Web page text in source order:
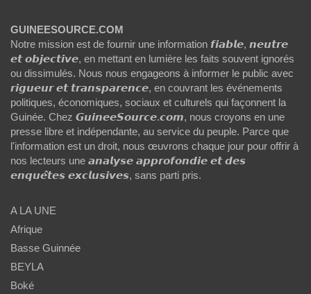
GUINEESOURCE.COM
Notre mission est de fournir une information 𝙛𝙞𝙖𝙗𝙡𝙚, 𝙣𝙚𝙪𝙩𝙧𝙚
𝙚𝙩 𝙤𝙗𝙟𝙚𝙘𝙩𝙞𝙫𝙚, en mettant en lumière les faits souvent ignorés
ou dissimulés. Nous nous engageons à informer le public avec
𝙧𝙞𝙜𝙪𝙚𝙪𝙧 𝙚𝙩 𝙩𝙧𝙖𝙣𝙨𝙥𝙖𝙧𝙚𝙣𝙘𝙚, en couvrant les événements
politiques, économiques, sociaux et culturels qui façonnent la
Guinée. Chez 𝙂𝙪𝙞𝙣𝙚𝙚𝙎𝙤𝙪𝙧𝙘𝙚.𝙘𝙤𝙢, nous croyons en une
presse libre et indépendante, au service du peuple. Parce que
l'information est un droit, nous œuvrons chaque jour pour offrir à
nos lecteurs une 𝙖𝙣𝙖𝙡𝙮𝙨𝙚 𝙖𝙥𝙥𝙧𝙤𝙛𝙤𝙣𝙙𝙞𝙚 𝙚𝙩 𝙙𝙚𝙨
𝙚𝙣𝙦𝙪𝙚̂𝙩𝙚𝙨 𝙚𝙭𝙘𝙡𝙪𝙨𝙞𝙫𝙚𝙨, sans parti pris.
A LA UNE
Afrique
Basse Guinnée
BEYLA
Boké